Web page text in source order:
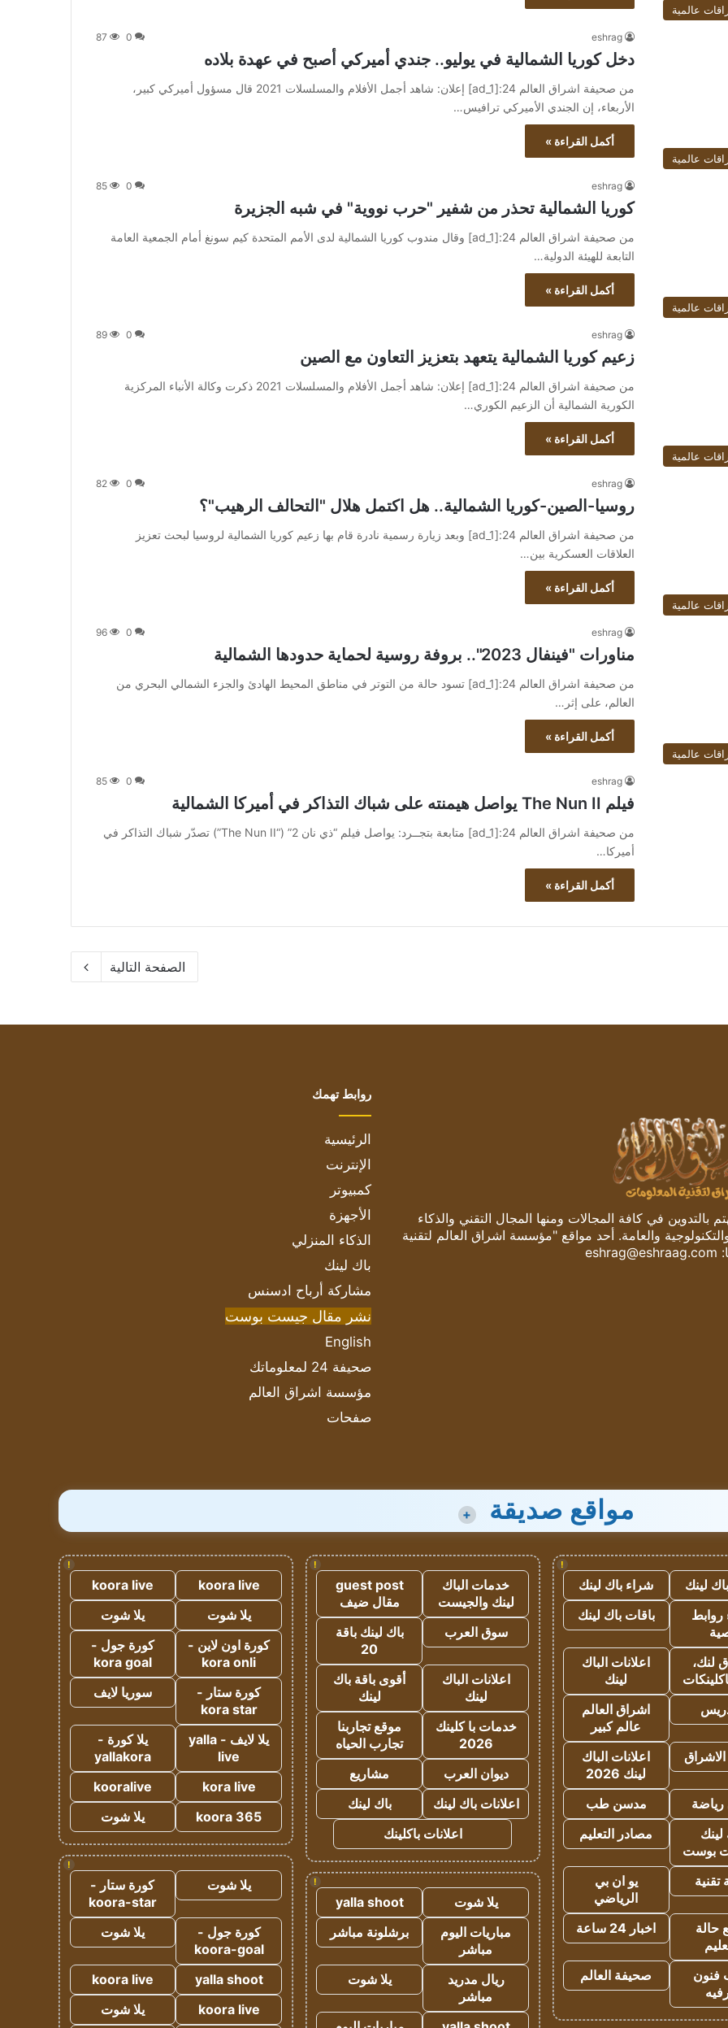
عالمية
eshrag
0
87
دخل كوريا الشمالية في يوليو.. جندي أميركي أصبح في عهدة بلاده
من صحيفة اشراق العالم 24:[ad_1] إعلان: شاهد أجمل الأفلام والمسلسلات 2021 قال مسؤول أميركي كبير،
الأربعاء، إن الجندي الأميركي ترافيس…
أكمل القراءة »
عالمية
eshrag
0
85
كوريا الشمالية تحذر من شفير "حرب نووية" في شبه الجزيرة
من صحيفة اشراق العالم 24:[ad_1] وقال مندوب كوريا الشمالية لدى الأمم المتحدة كيم سونغ أمام الجمعية العامة
التابعة للهيئة الدولية…
أكمل القراءة »
عالمية
eshrag
0
89
زعيم كوريا الشمالية يتعهد بتعزيز التعاون مع الصين
من صحيفة اشراق العالم 24:[ad_1] إعلان: شاهد أجمل الأفلام والمسلسلات 2021 ذكرت وكالة الأنباء المركزية
الكورية الشمالية أن الزعيم الكوري…
أكمل القراءة »
عالمية
eshrag
0
82
روسيا-الصين-كوريا الشمالية.. هل اكتمل هلال "التحالف الرهيب"؟
من صحيفة اشراق العالم 24:[ad_1] وبعد زيارة رسمية نادرة قام بها زعيم كوريا الشمالية لروسيا لبحث تعزيز
العلاقات العسكرية بين…
أكمل القراءة »
عالمية
eshrag
0
96
مناورات "فينفال 2023".. بروفة روسية لحماية حدودها الشمالية
من صحيفة اشراق العالم 24:[ad_1] تسود حالة من التوتر في مناطق المحيط الهادئ والجزء الشمالي البحري من
العالم، على إثر…
أكمل القراءة »
عالمية
eshrag
0
85
فيلم The Nun II يواصل هيمنته على شباك التذاكر في أميركا الشمالية
من صحيفة اشراق العالم 24:[ad_1] متابعة بتجــرد: يواصل فيلم “ذي نان 2” (“The Nun II”) تصدّر شباك التذاكر في
أميركا…
أكمل القراءة »
الصفحة التالية
في كافة المجالات ومنها المجال التقني والذكاء
والعامة. أحد مواقع "مؤسسة اشراق العالم لتقنية
eshrag@eshraag.com
روابط تهمك
الرئيسية
الإنترنت
كمبيوتر
الأجهزة
الذكاء المنزلي
باك لينك
مشاركة أرباح ادسنس
نشر مقال جيست بوست
English
صحيفة 24 لمعلوماتك
مؤسسة اشراق العالم
صفحات
مواقع صديقة +
!
لينك
شراء باك لينك
روابط
باقات باك لينك
لنك،
اعلانات الباك
لينك
اشراق العالم
عالم كبير
اعلانات الباك
لينك 2026
رياضة
مدسن طب
لينك
بوست
مصادر التعليم
تقنية
يو ان بي
الرياضي
حالة
اخبار 24 ساعة
فنون
صحيفة العالم
!
خدمات الباك
لينك والجيست
guest post
مقال ضيف
سوق العرب
باك لينك باقة
20
اعلانات الباك
لينك
أقوى باقة باك
لينك
خدمات با كلينك
2026
موقع تجاربنا
تجارب الحياه
ديوان العرب
مشاريع
اعلانات باك لينك
باك لينك
اعلانات باكلينك
!
يلا شوت
yalla shoot
مباريات اليوم
مباشر
برشلونة مباشر
ريال مدريد
مباشر
يلا شوت
!
koora live
koora live
يلا شوت
يلا شوت
كورة اون لاين -
kora onli
كورة جول -
kora goal
كورة ستار -
kora star
سوريا لايف
يلا لايف - yalla
live
يلا كورة -
yallakora
kora live
kooralive
koora 365
يلا شوت
!
يلا شوت
كورة ستار -
koora-star
كورة جول -
koora-goal
يلا شوت
yalla shoot
koora live
koora live
يلا شوت